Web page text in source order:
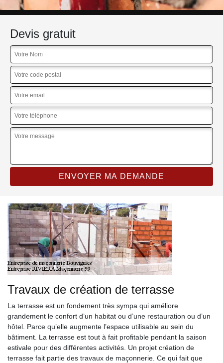
Devis gratuit
Travaux de création de terrasse
La terrasse est un fondement très sympa qui améliore
grandement le confort d’un habitat ou d’une restauration ou d’un
hôtel. Parce qu’elle augmente l’espace utilisable au sein du
bâtiment. La terrasse est tout à fait profitable pendant la saison
estivale pour des différentes activités. Un projet création de
terrasse fait partie des travaux de maçonnerie. Ce qui fait que